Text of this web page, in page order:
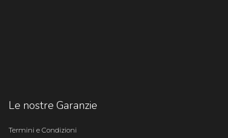
Le nostre Garanzie
Termini e Condizioni